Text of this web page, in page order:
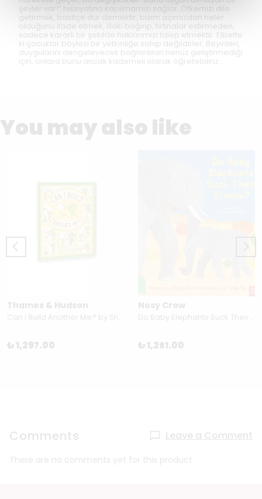
şeyler var!” hissiyatına kapılmamızı sağlar. Öfkemizi dile
getirmek, basitçe dur demektir, bizim açımızdan neler
olduğunu ifade etmek, illaki bağırıp, fırtınalar estirmeden,
sadece kararlı bir şekilde haklarımızı talep etmektir. Elbette
ki çocuklar böylesi bir yetkinliğe sahip değildirler. Beyinleri,
duygularını dengeleyecek bağlantıları henüz geliştirmediği
için, onlara bunu ancak kademeli olarak öğretebiliriz…
You may also like
Thames & Hudson
₺ 1,297.00
Nosy Crow
₺ 1,261.00
Comments Leave a Comment
There are no comments yet for this product.